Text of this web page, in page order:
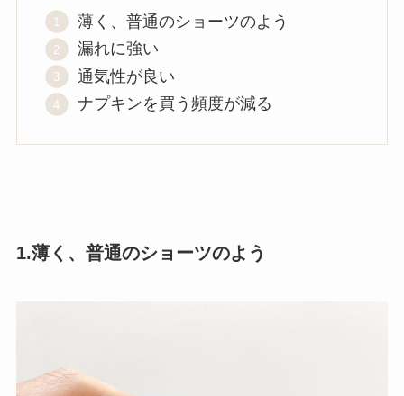
薄く、普通のショーツのよう
漏れに強い
通気性が良い
ナプキンを買う頻度が減る
1.薄く、普通のショーツのよう